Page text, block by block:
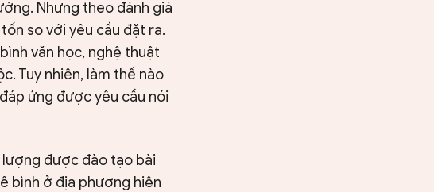
Nhưng theo đánh giá
so với yêu cầu đặt ra.
văn học, nghệ thuật
Tuy nhiên, làm thế nào
ứng được yêu cầu nói
lượng được đào tạo bài
bình ở địa phương hiện